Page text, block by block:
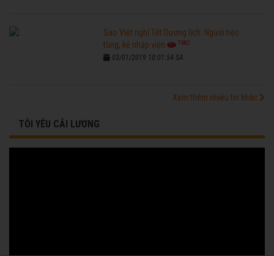
Sao Việt nghỉ Tết Dương lịch: Người tiệc
tùng, kẻ nhập viện
7682
03/01/2019 10:01:54 SA
Xem thêm nhiều tin khác
TÔI YÊU CẢI LƯƠNG